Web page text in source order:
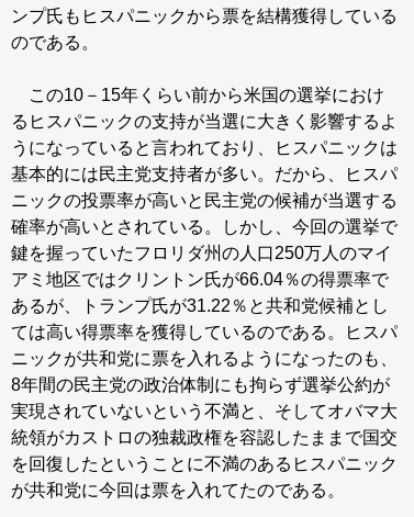
ンプ氏もヒスパニックから票を結構獲得している
のである。
この10－15年くらい前から米国の選挙におけ
るヒスパニックの支持が当選に大きく影響するよ
うになっていると言われており、ヒスパニックは
基本的には民主党支持者が多い。だから、ヒスパ
ニックの投票率が高いと民主党の候補が当選する
確率が高いとされている。しかし、今回の選挙で
鍵を握っていたフロリダ州の人口250万人のマイ
アミ地区ではクリントン氏が66.04％の得票率で
あるが、トランプ氏が31.22％と共和党候補とし
ては高い得票率を獲得しているのである。ヒスパ
ニックが共和党に票を入れるようになったのも、
8年間の民主党の政治体制にも拘らず選挙公約が
実現されていないという不満と、そしてオバマ大
統領がカストロの独裁政権を容認したままで国交
を回復したということに不満のあるヒスパニック
が共和党に今回は票を入れてたのである。